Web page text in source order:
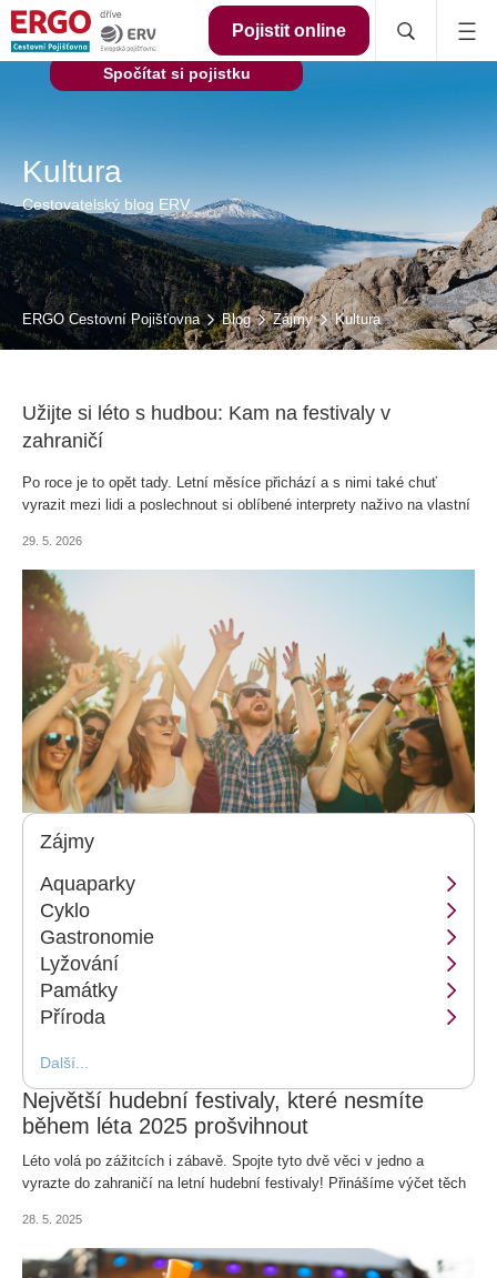
Pojistit online
Kultura
Cestovatelský blog ERV
ERGO Cestovní Pojišťovna Blog Zájmy Kultura
Užijte si léto s hudbou: Kam na festivaly v
zahraničí
Po roce je to opět tady. Letní měsíce přichází a s nimi také chuť
vyrazit mezi lidi a poslechnout si oblíbené interprety naživo na vlastní
měst, nočním životě, plážích nebo přírodě v okolí. Ať už vás láká
temperamentní Španělsko, pohodová Skandinávie nebo několikadenní
festivalové město v srdci Budapešti, letošní sezóna nabízí desítky
důvodů sbalit batoh a vyrazit za hudbou i zážitky.
29. 5. 2026
Zájmy
Aquaparky
Cyklo
Gastronomie
Lyžování
Památky
Příroda
Další...
Největší hudební festivaly, které nesmíte
během léta 2025 prošvihnout
Léto volá po zážitcích i zábavě. Spojte tyto dvě věci v jedno a
vyrazte do zahraničí na letní hudební festivaly! Přinášíme výčet těch
28. 5. 2025
Spočítat si pojistku